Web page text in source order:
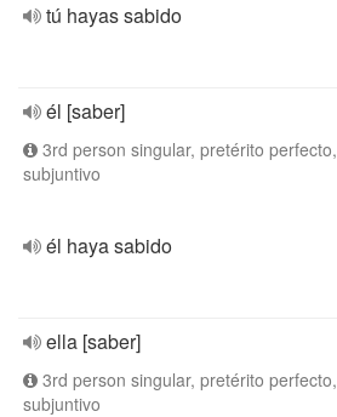
tú hayas sabido
él [saber]
3rd person singular, pretérito perfecto,
subjuntivo
él haya sabido
ella [saber]
3rd person singular, pretérito perfecto,
subjuntivo